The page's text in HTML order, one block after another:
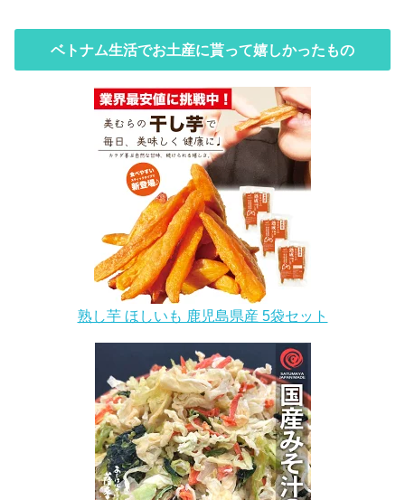
ベトナム生活でお土産に貰って嬉しかったもの
熟し芋 ほしいも 鹿児島県産 5袋セット